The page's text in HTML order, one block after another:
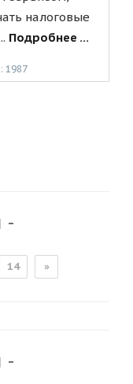
налоговые
Подробнее ...
1987
-
14 »
-